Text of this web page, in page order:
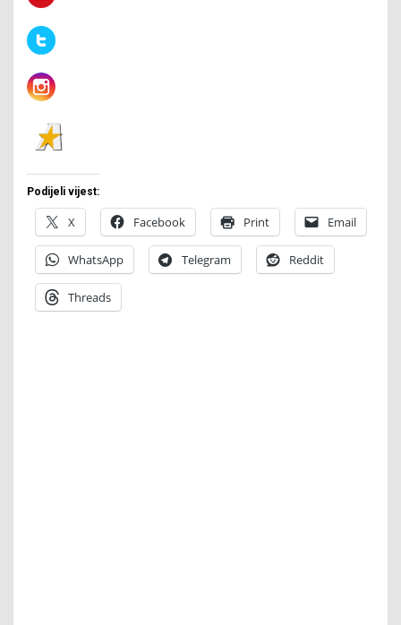
Podijeli vijest:
X Facebook Print Email
WhatsApp Telegram Reddit
Threads